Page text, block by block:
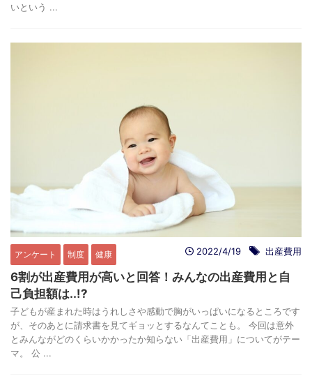
いという ...
アンケート 制度 健康 2022/4/19 出産費用
6割が出産費用が高いと回答！みんなの出産費用と自
己負担額は..!?
子どもが産まれた時はうれしさや感動で胸がいっぱいになるところです
が、そのあとに請求書を見てギョッとするなんてことも。 今回は意外
とみんながどのくらいかかったか知らない「出産費用」についてがテー
マ。 公 ...